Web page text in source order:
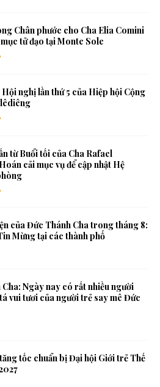
Chân phước cho Cha Elia Comini
tử đạo tại Monte Sole
Hội nghị lần thứ 5 của Hiệp hội Cộng
từ Buổi tối của Cha Rafael
cải mục vụ để cập nhật Hệ
của Đức Thánh Cha trong tháng 8:
Mừng tại các thành phố
Ngày nay có rất nhiều người
vui tươi của người trẻ say mê Đức
tốc chuẩn bị Đại hội Giới trẻ Thế